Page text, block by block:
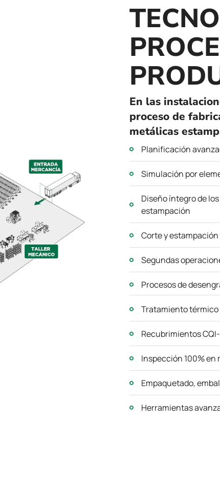
En las
proceso de
metálicas
Planificación
Simulación por
Diseño íntegro de
estampación
Corte y
Segundas
Procesos de
Tratamiento térmico
Recubrimientos CQI-
Inspección 100%
Empaquetado,
Herramientas